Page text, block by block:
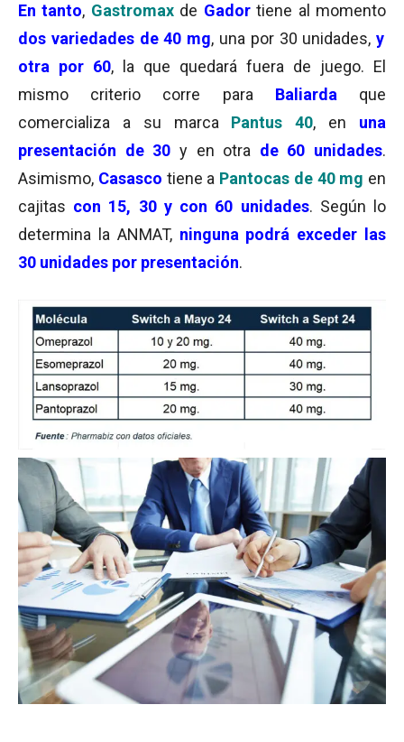
En tanto, Gastromaxde Gadortiene al momento
dos variedades de 40 mg, una por 30 unidades,y
otra por 60, la que quedará fuera de juego. El
mismo criterio corre para Baliarda que
comercializa a su marca Pantus 40, en una
presentación de 30 y en otra de 60 unidades.
Asimismo, Casasco tiene a Pantocas de 40 mg en
cajitas con 15, 30 y con 60 unidades. Según lo
determina la ANMAT,ninguna podrá exceder las
30 unidades por presentación.